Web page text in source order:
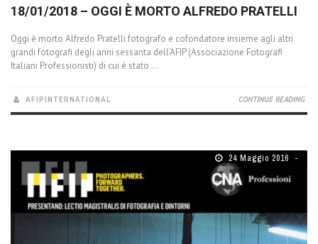
18/01/2018 – OGGI È MORTO ALFREDO PRATELLI
Oggi è morto Alfredo Pratelli fotografo e cofondatore insieme agli altri
grandi fotografi degli anni sessanta dell’AFIP (Associazione Fotografi
Italiani Professionisti) di cui è stato ...
AFIPINTERNATIONAL CONTINUE READING
24 Maggio 2016